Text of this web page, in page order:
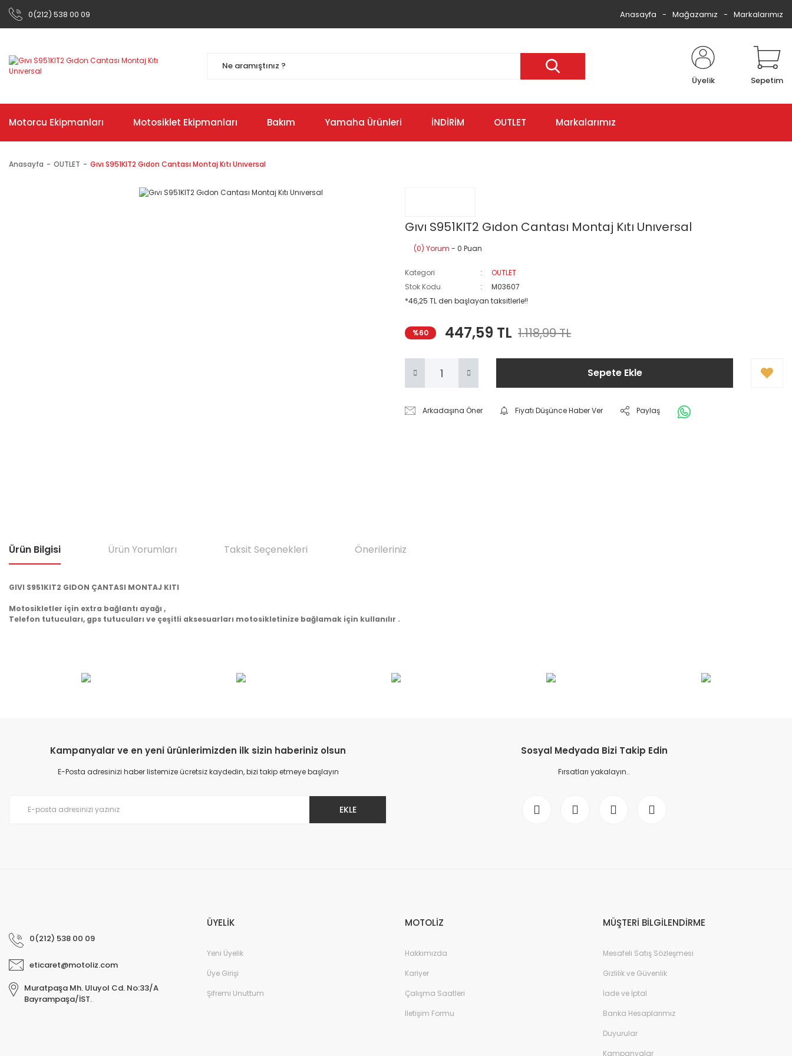
0(212) 538 00 09 Anasayfa Mağazamız Markalarımız
Üyelik Sepetim
Motorcu Ekipmanları Motosiklet Ekipmanları Bakım Yamaha Ürünleri İNDİRİM OUTLET Markalarımız
Anasayfa OUTLET Gıvı S951KIT2 Gıdon Cantası Montaj Kıtı Unıversal
Gıvı S951KIT2 Gıdon Cantası Montaj Kıtı Unıversal
(0) Yorum - 0 Puan
Kategori
OUTLET
Stok Kodu
M03607
*46,25 TL den başlayan taksitlerle!!
%60 447,59 TL 1.118,99 TL
Sepete Ekle
Arkadaşına Öner Fiyatı Düşünce Haber Ver Paylaş
Ürün Bilgisi Ürün Yorumları Taksit Seçenekleri Önerileriniz
GIVI S951KIT2 GIDON ÇANTASI MONTAJ KITI
Motosikletler için extra bağlantı ayağı ,
Telefon tutucuları, gps tutucuları ve çeşitli aksesuarları motosikletinize bağlamak için kullanılır .
Bu ürüne ilk yorumu siz yapın!
Görüş ve önerileriniz için teşekkür ederiz.
Ürün fiyatı diğer sitelerden daha pahalı.
Bu ürüne benzer farklı alternatifler olmalı.
Kampanyalar ve en yeni ürünlerimizden ilk sizin haberiniz olsun
E-Posta adresinizi haber listemize ücretsiz kaydedin, bizi takip etmeye başlayın
EKLE
Sosyal Medyada Bizi Takip Edin
Fırsatları yakalayın..
0(212) 538 00 09
eticaret@motoliz.com
Muratpaşa Mh. Uluyol Cd. No:33/A
Bayrampaşa/İST.
ÜYELİK
Yeni Üyelik
Üye Girişi
Şifremi Unuttum
MOTOLİZ
Hakkımızda
Kariyer
Çalışma Saatleri
İletişim Formu
MÜŞTERİ BİLGİLENDİRME
Mesafeli Satış Sözleşmesi
Gizlilik ve Güvenlik
İade ve İptal
Banka Hesaplarımız
Duyurular
Kampanyalar